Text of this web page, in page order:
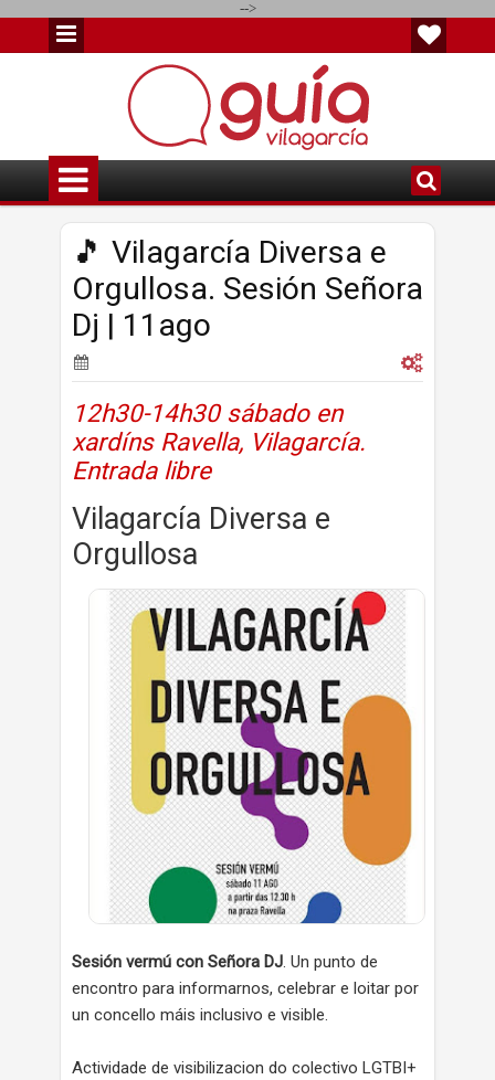
-->
🎵 Vilagarcía Diversa e
Orgullosa. Sesión Señora
Dj | 11ago
12h30-14h30 sábado en
xardíns Ravella, Vilagarcía.
Entrada libre
Vilagarcía Diversa e
Orgullosa
Sesión vermú con Señora DJ. Un punto de
encontro para informarnos, celebrar e loitar por
un concello máis inclusivo e visible.
Actividade de visibilizacion do colectivo LGTBI+